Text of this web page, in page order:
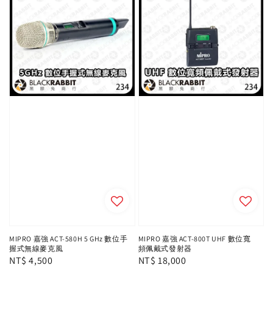
MIPRO 嘉強 ACT-580H 5 GHz 數位手
握式無線麥克風
Regular
NT$ 4,500
MIPRO 嘉強 ACT-800T UHF 數位寬
頻佩戴式發射器
Regular
NT$ 18,000